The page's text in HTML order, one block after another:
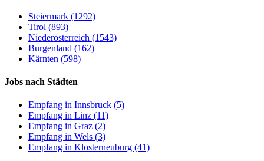
Steiermark (1292)
Tirol (893)
Niederösterreich (1543)
Burgenland (162)
Kärnten (598)
Jobs nach Städten
Empfang in Innsbruck (5)
Empfang in Linz (11)
Empfang in Graz (2)
Empfang in Wels (3)
Empfang in Klosterneuburg (41)